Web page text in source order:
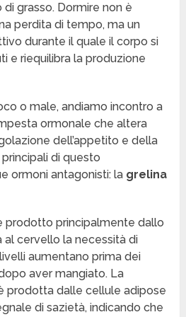
grasso. Dormire non è
perdita di tempo, ma un
durante il quale il corpo si
e riequilibra la produzione
o male, andiamo incontro a
ormonale che altera
dell’appetito e della
di questo
ormoni antagonisti: la grelina
prodotto principalmente dallo
cervello la necessità di
aumentano prima dei
aver mangiato. La
prodotta dalle cellule adipose
di sazietà, indicando che